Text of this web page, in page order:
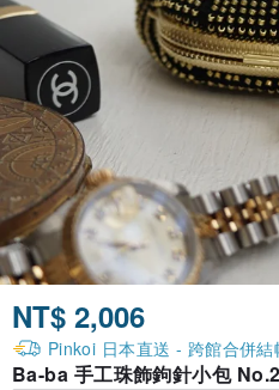
NT$ 2,006
Pinkoi 日本直送 - 跨館合併
Ba-ba 手工珠飾鉤針小包